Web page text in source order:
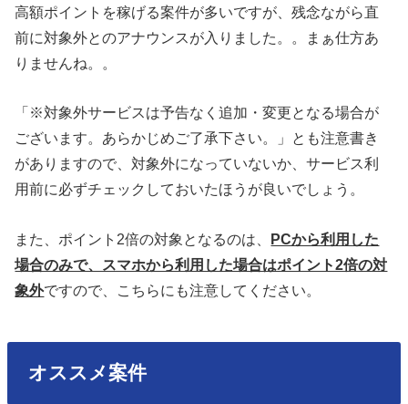
高額ポイントを稼げる案件が多いですが、残念ながら直
前に対象外とのアナウンスが入りました。。まぁ仕方あ
りませんね。。
「※対象外サービスは予告なく追加・変更となる場合が
ございます。あらかじめご了承下さい。」とも注意書き
がありますので、対象外になっていないか、サービス利
用前に必ずチェックしておいたほうが良いでしょう。
また、ポイント2倍の対象となるのは、 PCから利用した
場合のみで、スマホから利用した場合はポイント2倍の対
象外ですので、こちらにも注意してください。
オススメ案件